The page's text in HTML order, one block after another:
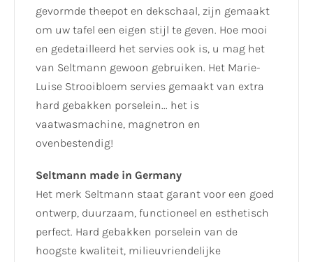
gevormde theepot en dekschaal, zijn gemaakt
om uw tafel een eigen stijl te geven. Hoe mooi
en gedetailleerd het servies ook is, u mag het
van Seltmann gewoon gebruiken. Het Marie-
Luise Strooibloem servies gemaakt van extra
hard gebakken porselein... het is
vaatwasmachine, magnetron en
ovenbestendig!
Seltmann made in Germany
Het merk Seltmann staat garant voor een goed
ontwerp, duurzaam, functioneel en esthetisch
perfect. Hard gebakken porselein van de
hoogste kwaliteit, milieuvriendelijke